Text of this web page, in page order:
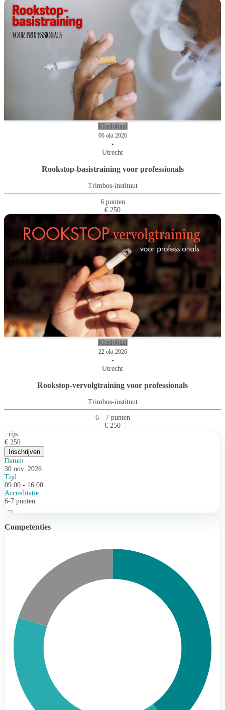
Klaslokaal
06 okt 2026
•
Utrecht
Rookstop-basistraining voor professionals
Trimbos-instituut
6 punten
€ 250
Klaslokaal
22 okt 2026
•
Utrecht
Rookstop-vervolgtraining voor professionals
Trimbos-instituut
6 - 7 punten
€ 250
Prijs
€ 250
Inschrijven
Datum
30 nov. 2026
Tijd
09:00 - 16:00
Accreditatie
6-7 punten
Competenties